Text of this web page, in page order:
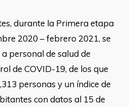
durante la Primera etapa
2020 – febrero 2021, se
personal de salud de
de COVID-19, de los que
personas y un índice de
con datos al 15 de